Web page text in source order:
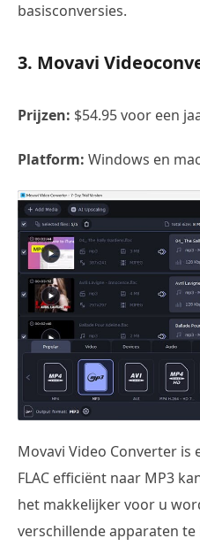
basisconversies.
3. Movavi
Prijzen: $54.95 voor een
Platform: Windows en
Movavi Video Converter is
FLAC efficiënt naar MP3
het makkelijker voor u
verschillende apparaten